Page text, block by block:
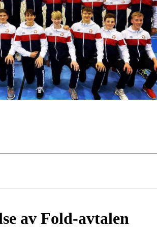
av Fold-avtalen